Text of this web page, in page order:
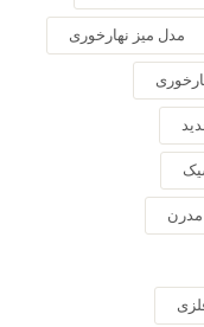
مدل میز نهارخوری
مدرن